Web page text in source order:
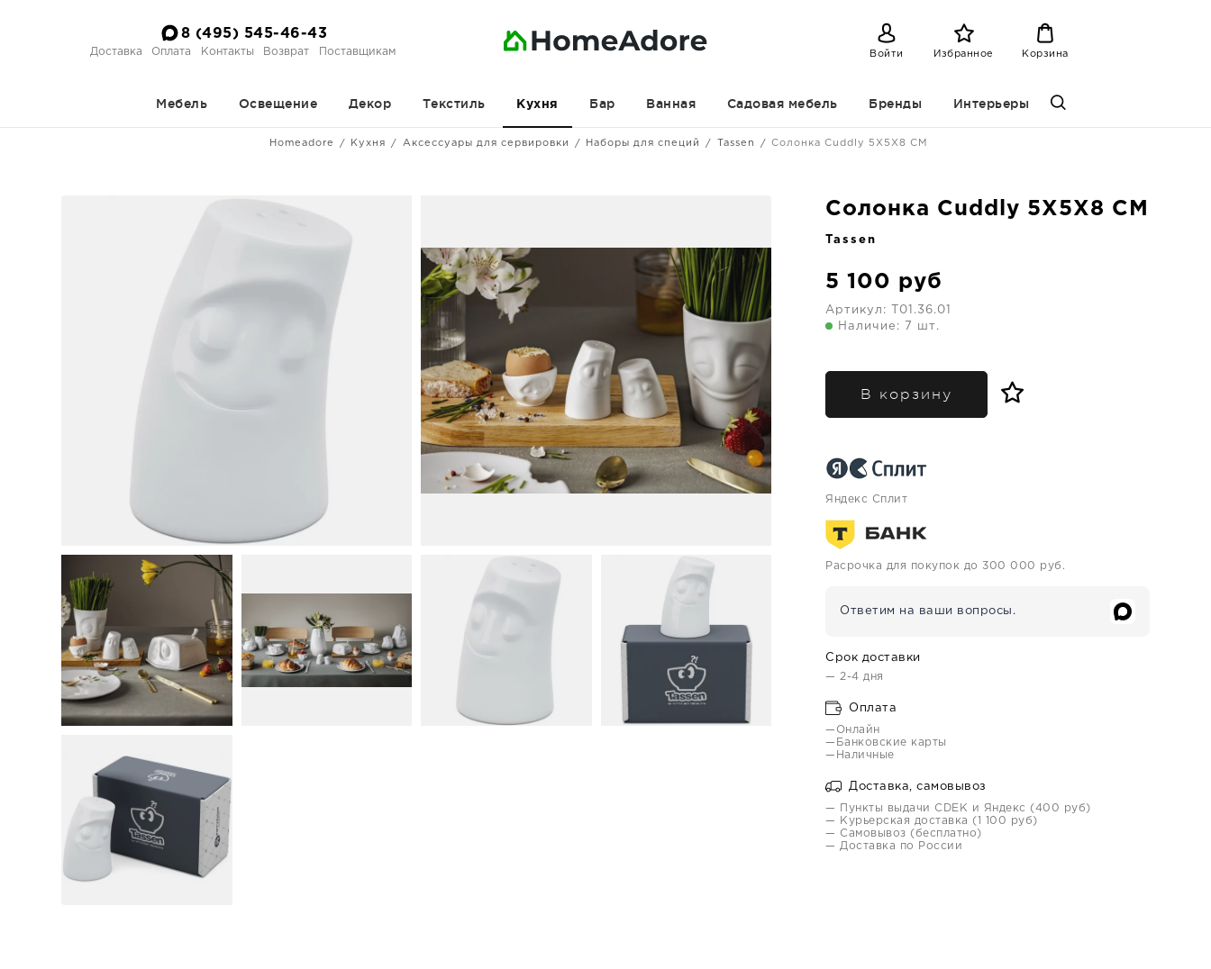
8 (495) 545-46-43
Доставка Оплата Контакты Возврат Поставщикам Войти Избранное Корзина
Мебель Освещение Декор Текстиль Кухня Бар Ванная Садовая мебель Бренды Интерьеры
Homeadore Кухня Аксессуары для сервировки Наборы для специй Tassen Солонка Cuddly 5X5X8 CM
Солонка Cuddly 5X5X8 CM
Tassen
5 100 руб
Артикул:
T01.36.01
Наличие: 7 шт.
В корзину
Яндекс Сплит
Расрочка для покупок до 300 000 руб.
Ответим на ваши вопросы.
Срок доставки
— 2-4 дня
Оплата
—Онлайн
—Банковские карты
—Наличные
Доставка, самовывоз
— Пункты выдачи CDEK и Яндекс (400 руб)
— Курьерская доставка (1 100 руб)
— Самовывоз (бесплатно)
— Доставка по России